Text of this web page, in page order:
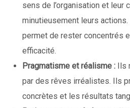
sens de l’organisation et leur
minutieusement leurs
permet de rester concentrés
efficacité.
Pragmatisme et réalisme : Ils
par des rêves irréalistes. Ils
concrètes et les résultats